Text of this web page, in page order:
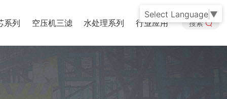
系列 空压机三滤 水处理系列 行业应用 搜索
Select Language ▼